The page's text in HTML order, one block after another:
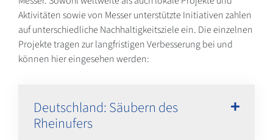
Aktivitäten sowie von Messer unterstützte Initiativen zahlen
auf unterschiedliche Nachhaltigkeitsziele ein. Die einzelnen
Projekte tragen zur langfristigen Verbesserung bei und
können hier eingesehen werden:
Deutschland: Säubern des
Rheinufers